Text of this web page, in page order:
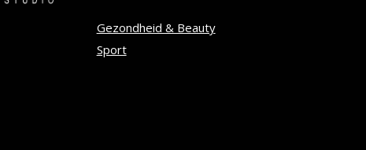
Gezondheid & Beauty
Sport